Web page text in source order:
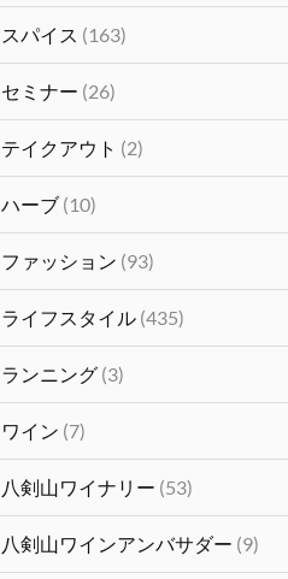
スパイス (163)
セミナー (26)
テイクアウト (2)
ハーブ (10)
ファッション (93)
ライフスタイル (435)
ランニング (3)
ワイン (7)
八剣山ワイナリー (53)
八剣山ワインアンバサダー (9)